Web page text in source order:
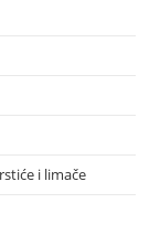
i limače